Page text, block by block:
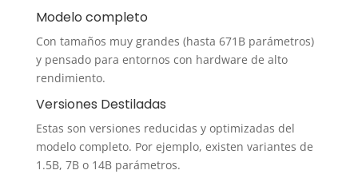
Modelo completo
Con tamaños muy grandes (hasta 671B parámetros)
y pensado para entornos con hardware de alto
rendimiento.
Versiones Destiladas
Estas son versiones reducidas y optimizadas del
modelo completo. Por ejemplo, existen variantes de
1.5B, 7B o 14B parámetros.